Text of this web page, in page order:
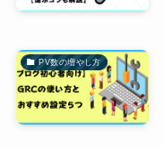
PV数の増やし方